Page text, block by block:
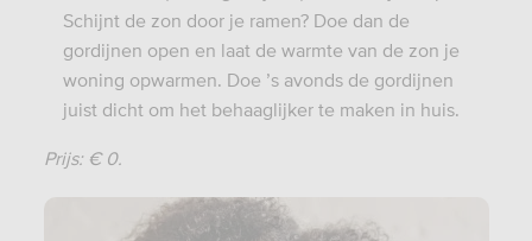
Schijnt de zon door je ramen? Doe dan de
gordijnen open en laat de warmte van de zon je
woning opwarmen. Doe ’s avonds de gordijnen
juist dicht om het behaaglijker te maken in huis.
Prijs: € 0.